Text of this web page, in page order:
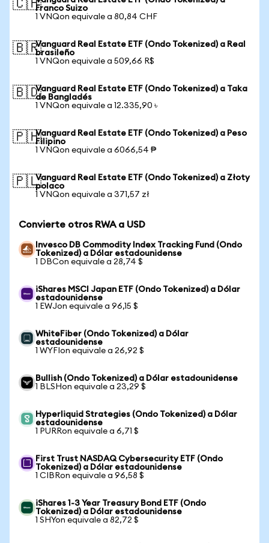
🇨🇭Franco Suizo
1 VNQon equivale a 80,84 CHF
🇧🇷Vanguard Real Estate ETF (Ondo Tokenized) a Real
brasileño
1 VNQon equivale a 509,66 R$
🇧🇩Vanguard Real Estate ETF (Ondo Tokenized) a Taka
de Bangladés
1 VNQon equivale a 12.335,90 ৳
🇵🇭Vanguard Real Estate ETF (Ondo Tokenized) a Peso
Filipino
1 VNQon equivale a 6066,54 ₱
🇵🇱Vanguard Real Estate ETF (Ondo Tokenized) a Złoty
polaco
1 VNQon equivale a 371,57 zł
Convierte otros RWA a USD
Invesco DB Commodity Index Tracking Fund (Ondo
Tokenized) a Dólar estadounidense
1 DBCon equivale a 28,74 $
iShares MSCI Japan ETF (Ondo Tokenized) a Dólar
estadounidense
1 EWJon equivale a 96,15 $
WhiteFiber (Ondo Tokenized) a Dólar
estadounidense
1 WYFIon equivale a 26,92 $
Bullish (Ondo Tokenized) a Dólar estadounidense
1 BLSHon equivale a 23,29 $
Hyperliquid Strategies (Ondo Tokenized) a Dólar
estadounidense
1 PURRon equivale a 6,71 $
First Trust NASDAQ Cybersecurity ETF (Ondo
Tokenized) a Dólar estadounidense
1 CIBRon equivale a 96,58 $
iShares 1-3 Year Treasury Bond ETF (Ondo
Tokenized) a Dólar estadounidense
1 SHYon equivale a 82,72 $